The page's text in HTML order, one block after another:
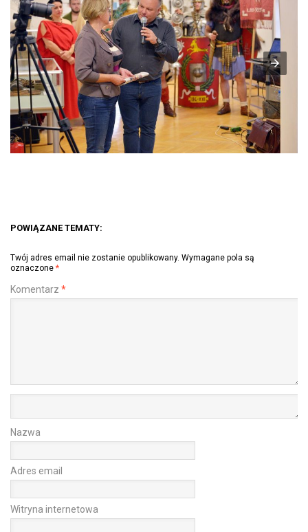
POWIĄZANE TEMATY:
Twój adres email nie zostanie opublikowany. Wymagane pola są
oznaczone *
Komentarz *
Nazwa
Adres email
Witryna internetowa